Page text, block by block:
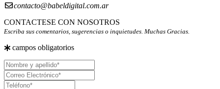
contacto@babeldigital.com.ar
CONTACTESE CON NOSOTROS
Escriba sus comentarios, sugerencias o inquietudes. Muchas Gracias.
campos obligatorios
Nombre
y
apellido
Correo
Electrónico
Teléfono